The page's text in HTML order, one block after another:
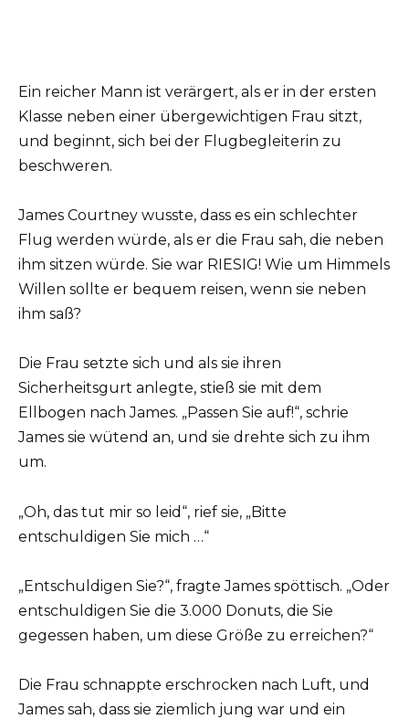
Ein reicher Mann ist verärgert, als er in der ersten
Klasse neben einer übergewichtigen Frau sitzt,
und beginnt, sich bei der Flugbegleiterin zu
beschweren.
James Courtney wusste, dass es ein schlechter
Flug werden würde, als er die Frau sah, die neben
ihm sitzen würde. Sie war RIESIG! Wie um Himmels
Willen sollte er bequem reisen, wenn sie neben
ihm saß?
Die Frau setzte sich und als sie ihren
Sicherheitsgurt anlegte, stieß sie mit dem
Ellbogen nach James. „Passen Sie auf!“, schrie
James sie wütend an, und sie drehte sich zu ihm
um.
„Oh, das tut mir so leid“, rief sie, „Bitte
entschuldigen Sie mich …“
„Entschuldigen Sie?“, fragte James spöttisch. „Oder
entschuldigen Sie die 3.000 Donuts, die Sie
gegessen haben, um diese Größe zu erreichen?“
Die Frau schnappte erschrocken nach Luft, und
James sah, dass sie ziemlich jung war und ein